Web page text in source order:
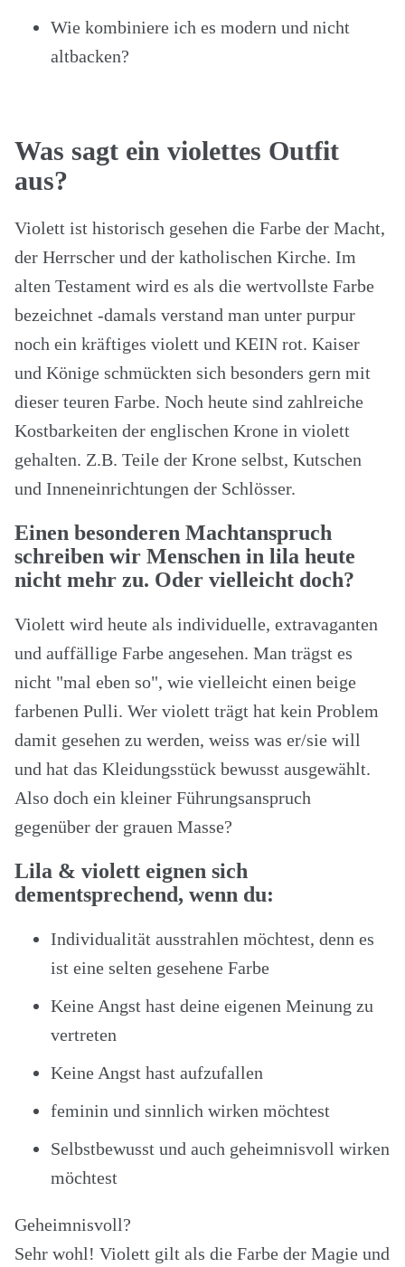
Wie kombiniere ich es modern und nicht
altbacken?
Was sagt ein violettes Outfit
aus?
Violett ist historisch gesehen die Farbe der Macht,
der Herrscher und der katholischen Kirche. Im
alten Testament wird es als die wertvollste Farbe
bezeichnet -damals verstand man unter purpur
noch ein kräftiges violett und KEIN rot. Kaiser
und Könige schmückten sich besonders gern mit
dieser teuren Farbe. Noch heute sind zahlreiche
Kostbarkeiten der englischen Krone in violett
gehalten. Z.B. Teile der Krone selbst, Kutschen
und Inneneinrichtungen der Schlösser.
Einen besonderen Machtanspruch
schreiben wir Menschen in lila heute
nicht mehr zu. Oder vielleicht doch?
Violett wird heute als individuelle, extravaganten
und auffällige Farbe angesehen. Man trägst es
nicht "mal eben so", wie vielleicht einen beige
farbenen Pulli. Wer violett trägt hat kein Problem
damit gesehen zu werden, weiss was er/sie will
und hat das Kleidungsstück bewusst ausgewählt.
Also doch ein kleiner Führungsanspruch
gegenüber der grauen Masse?
Lila & violett eignen sich
dementsprechend, wenn du:
Individualität ausstrahlen möchtest, denn es
ist eine selten gesehene Farbe
Keine Angst hast deine eigenen Meinung zu
vertreten
Keine Angst hast aufzufallen
feminin und sinnlich wirken möchtest
Selbstbewusst und auch geheimnisvoll wirken
möchtest
Geheimnisvoll?
Sehr wohl! Violett gilt als die Farbe der Magie und